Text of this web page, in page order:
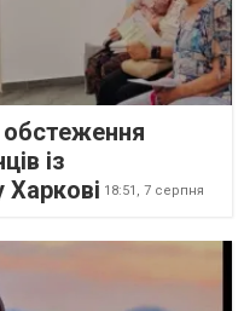
із
18:51, 7 серпня